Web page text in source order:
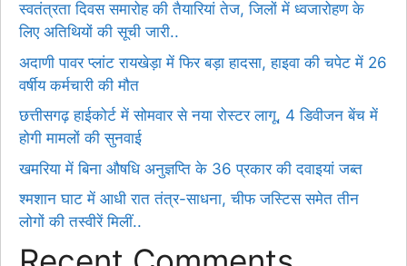
स्वतंत्रता दिवस समारोह की तैयारियां तेज, जिलों में ध्वजारोहण के
लिए अतिथियों की सूची जारी..
अदाणी पावर प्लांट रायखेड़ा में फिर बड़ा हादसा, हाइवा की चपेट में 26
वर्षीय कर्मचारी की मौत
छत्तीसगढ़ हाईकोर्ट में सोमवार से नया रोस्टर लागू, 4 डिवीजन बेंच में
होगी मामलों की सुनवाई
खमरिया में बिना औषधि अनुज्ञप्ति के 36 प्रकार की दवाइयां जब्त
श्मशान घाट में आधी रात तंत्र-साधना, चीफ जस्टिस समेत तीन
लोगों की तस्वीरें मिलीं..